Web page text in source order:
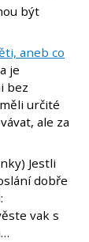
být
aneb co
je
bez
určité
ale za
Jestli
dobře
vak s